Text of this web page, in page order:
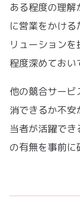
ある程度の理
に営業をかけ
リューション
程度深めておい
他の競合サー
消できるか不
当者が活躍で
の有無を事前に